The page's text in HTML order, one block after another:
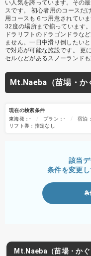
い人気を誇っています。その
スです。 初心者用のコースだ
用コースも６つ用意されてい
32度の場所まで揃っています
ドラリフトのドラゴンドラな
ません。一日中滑り倒したい
で対応が可能な施設です。 更
セルなどがあるスノーランド
Mt.Naeba（苗場・か
現在の検索条件
東海発：-
プラン：- 宿泊
リフト券：指定なし
該当デ
条件を変更し
条
Mt.Naeba（苗場・か